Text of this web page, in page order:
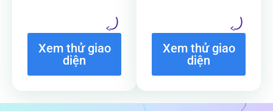
Xem thử giao
diện
Xem thử giao
diện